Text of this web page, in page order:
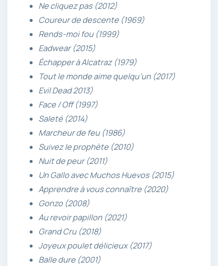
Ne cliquez pas (2012)
Coureur de descente (1969)
Rends-moi fou (1999)
Eadwear (2015)
Échapper à Alcatraz (1979)
Tout le monde aime quelqu’un (2017)
Evil Dead 2013)
Face / Off (1997)
Saleté (2014)
Marcheur de feu (1986)
Suivez le prophète (2010)
Nuit de peur (2011)
Un Gallo avec Muchos Huevos (2015)
Apprendre à vous connaître (2020)
Gonzo (2008)
Au revoir papillon (2021)
Grand Cru (2018)
Joyeux poulet délicieux (2017)
Balle dure (2001)